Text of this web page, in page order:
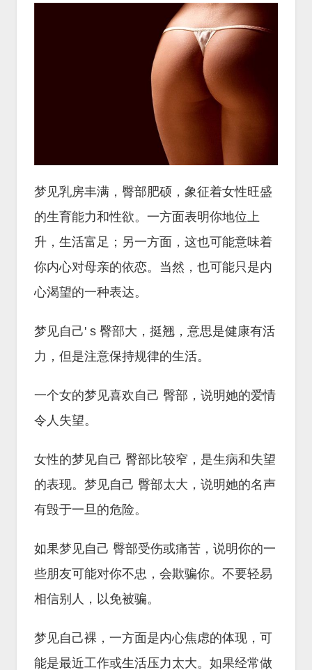
梦见乳房丰满，臀部肥硕，象征着女性旺盛
的生育能力和性欲。一方面表明你地位上
升，生活富足；另一方面，这也可能意味着
你内心对母亲的依恋。当然，也可能只是内
心渴望的一种表达。
梦见自己' s 臀部大，挺翘，意思是健康有活
力，但是注意保持规律的生活。
一个女的梦见喜欢自己 臀部，说明她的爱情
令人失望。
女性的梦见自己 臀部比较窄，是生病和失望
的表现。梦见自己 臀部太大，说明她的名声
有毁于一旦的危险。
如果梦见自己 臀部受伤或痛苦，说明你的一
些朋友可能对你不忠，会欺骗你。不要轻易
相信别人，以免被骗。
梦见自己裸，一方面是内心焦虑的体现，可
能是最近工作或生活压力太大。如果经常做